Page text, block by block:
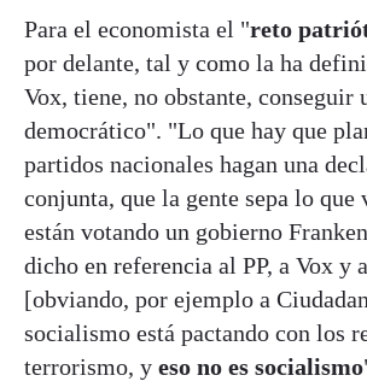
Para el economista el "reto
por delante, tal y como la ha
Vox, tiene, no obstante, conseguir
democrático". "Lo que hay que
partidos nacionales hagan una
conjunta, que la gente sepa lo que
están votando un gobierno
dicho en referencia al PP, a Vox y
[obviando, por ejemplo a
socialismo está pactando con los
terrorismo, y eso no es socialismo